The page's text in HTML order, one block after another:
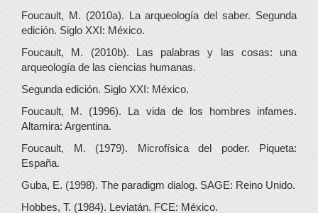
Foucault, M. (2010a). La arqueología del saber. Segunda
edición. Siglo XXI: México.
Foucault, M. (2010b). Las palabras y las cosas: una
arqueología de las ciencias humanas.
Segunda edición. Siglo XXI: México.
Foucault, M. (1996). La vida de los hombres infames.
Altamira: Argentina.
Foucault, M. (1979). Microfísica del poder. Piqueta:
España.
Guba, E. (1998). The paradigm dialog. SAGE: Reino Unido.
Hobbes, T. (1984). Leviatán. FCE: México.